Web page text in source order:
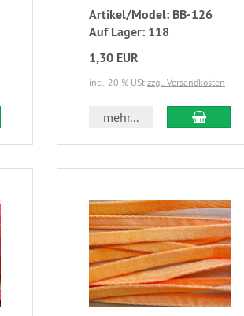
Artikel/Model: BB-126
Auf Lager: 118
1,30 EUR
incl. 20 % USt zzgl. Versandkosten
mehr...